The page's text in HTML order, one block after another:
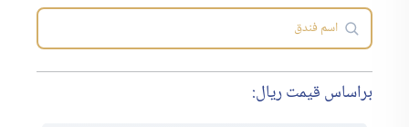
براساس قیمت ریال: